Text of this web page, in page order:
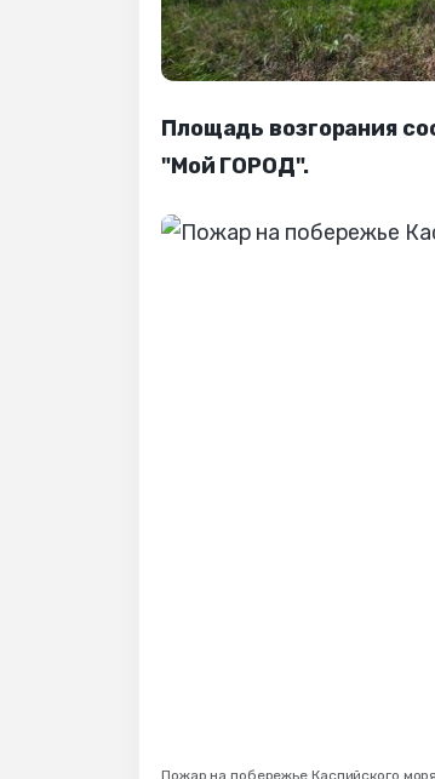
Площадь возгорания
"Мой ГОРОД".
Пожар на побережье Каспийского